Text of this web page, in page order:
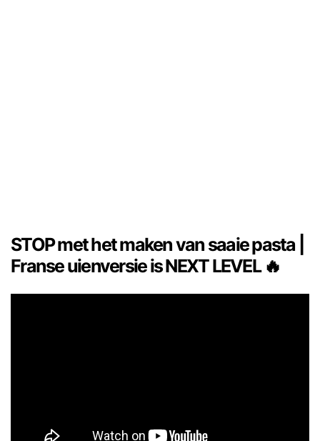
STOP met het maken van saaie pasta |
Franse uienversie is NEXT LEVEL 🔥